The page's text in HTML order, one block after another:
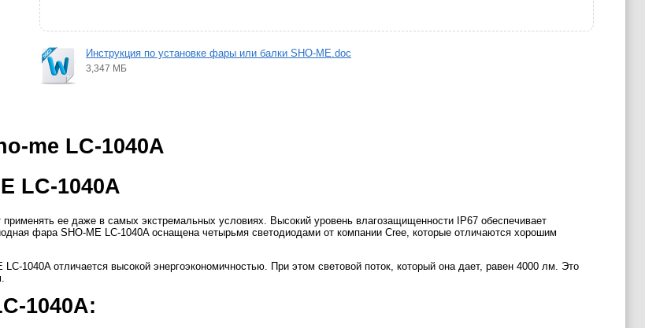
Инструкция по установке фары или балки SHO-ME.doc
3,347 МБ
me LC-1040A
LC-1040A
ее даже в самых экстремальных условиях. Высокий уровень влагозащищенности IP67 обеспечивает
фара SHO-ME LC-1040A оснащена четырьмя светодиодами от компании Cree, которые отличаются хорошим
1040A отличается высокой энергоэкономичностью. При этом световой поток, который она дает, равен 4000 лм. Это
1040A: